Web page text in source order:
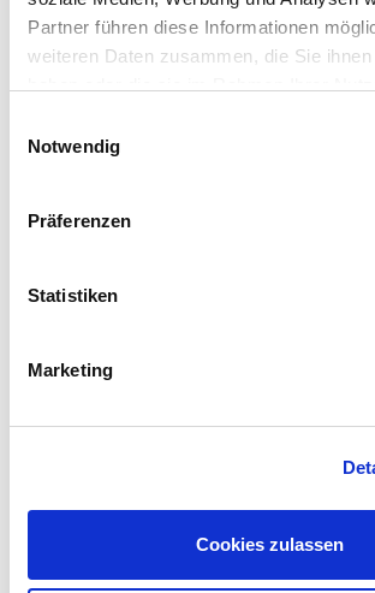
Partner führen diese Informationen
weiteren Daten zusammen, die Sie
betätigen Sie anschließend den "OK"-Button:
Notwendig
Präferenzen
Statistiken
Marketing
Cookies zulassen
E-Mail: info@lako.de
Webseite: https://www.lako.de/